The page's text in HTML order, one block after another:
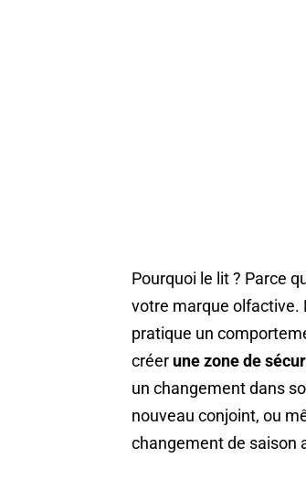
Pourquoi le lit ? Parce
votre marque olfactive.
pratique un
créer une zone de
un changement dans
nouveau conjoint, ou
changement de saison